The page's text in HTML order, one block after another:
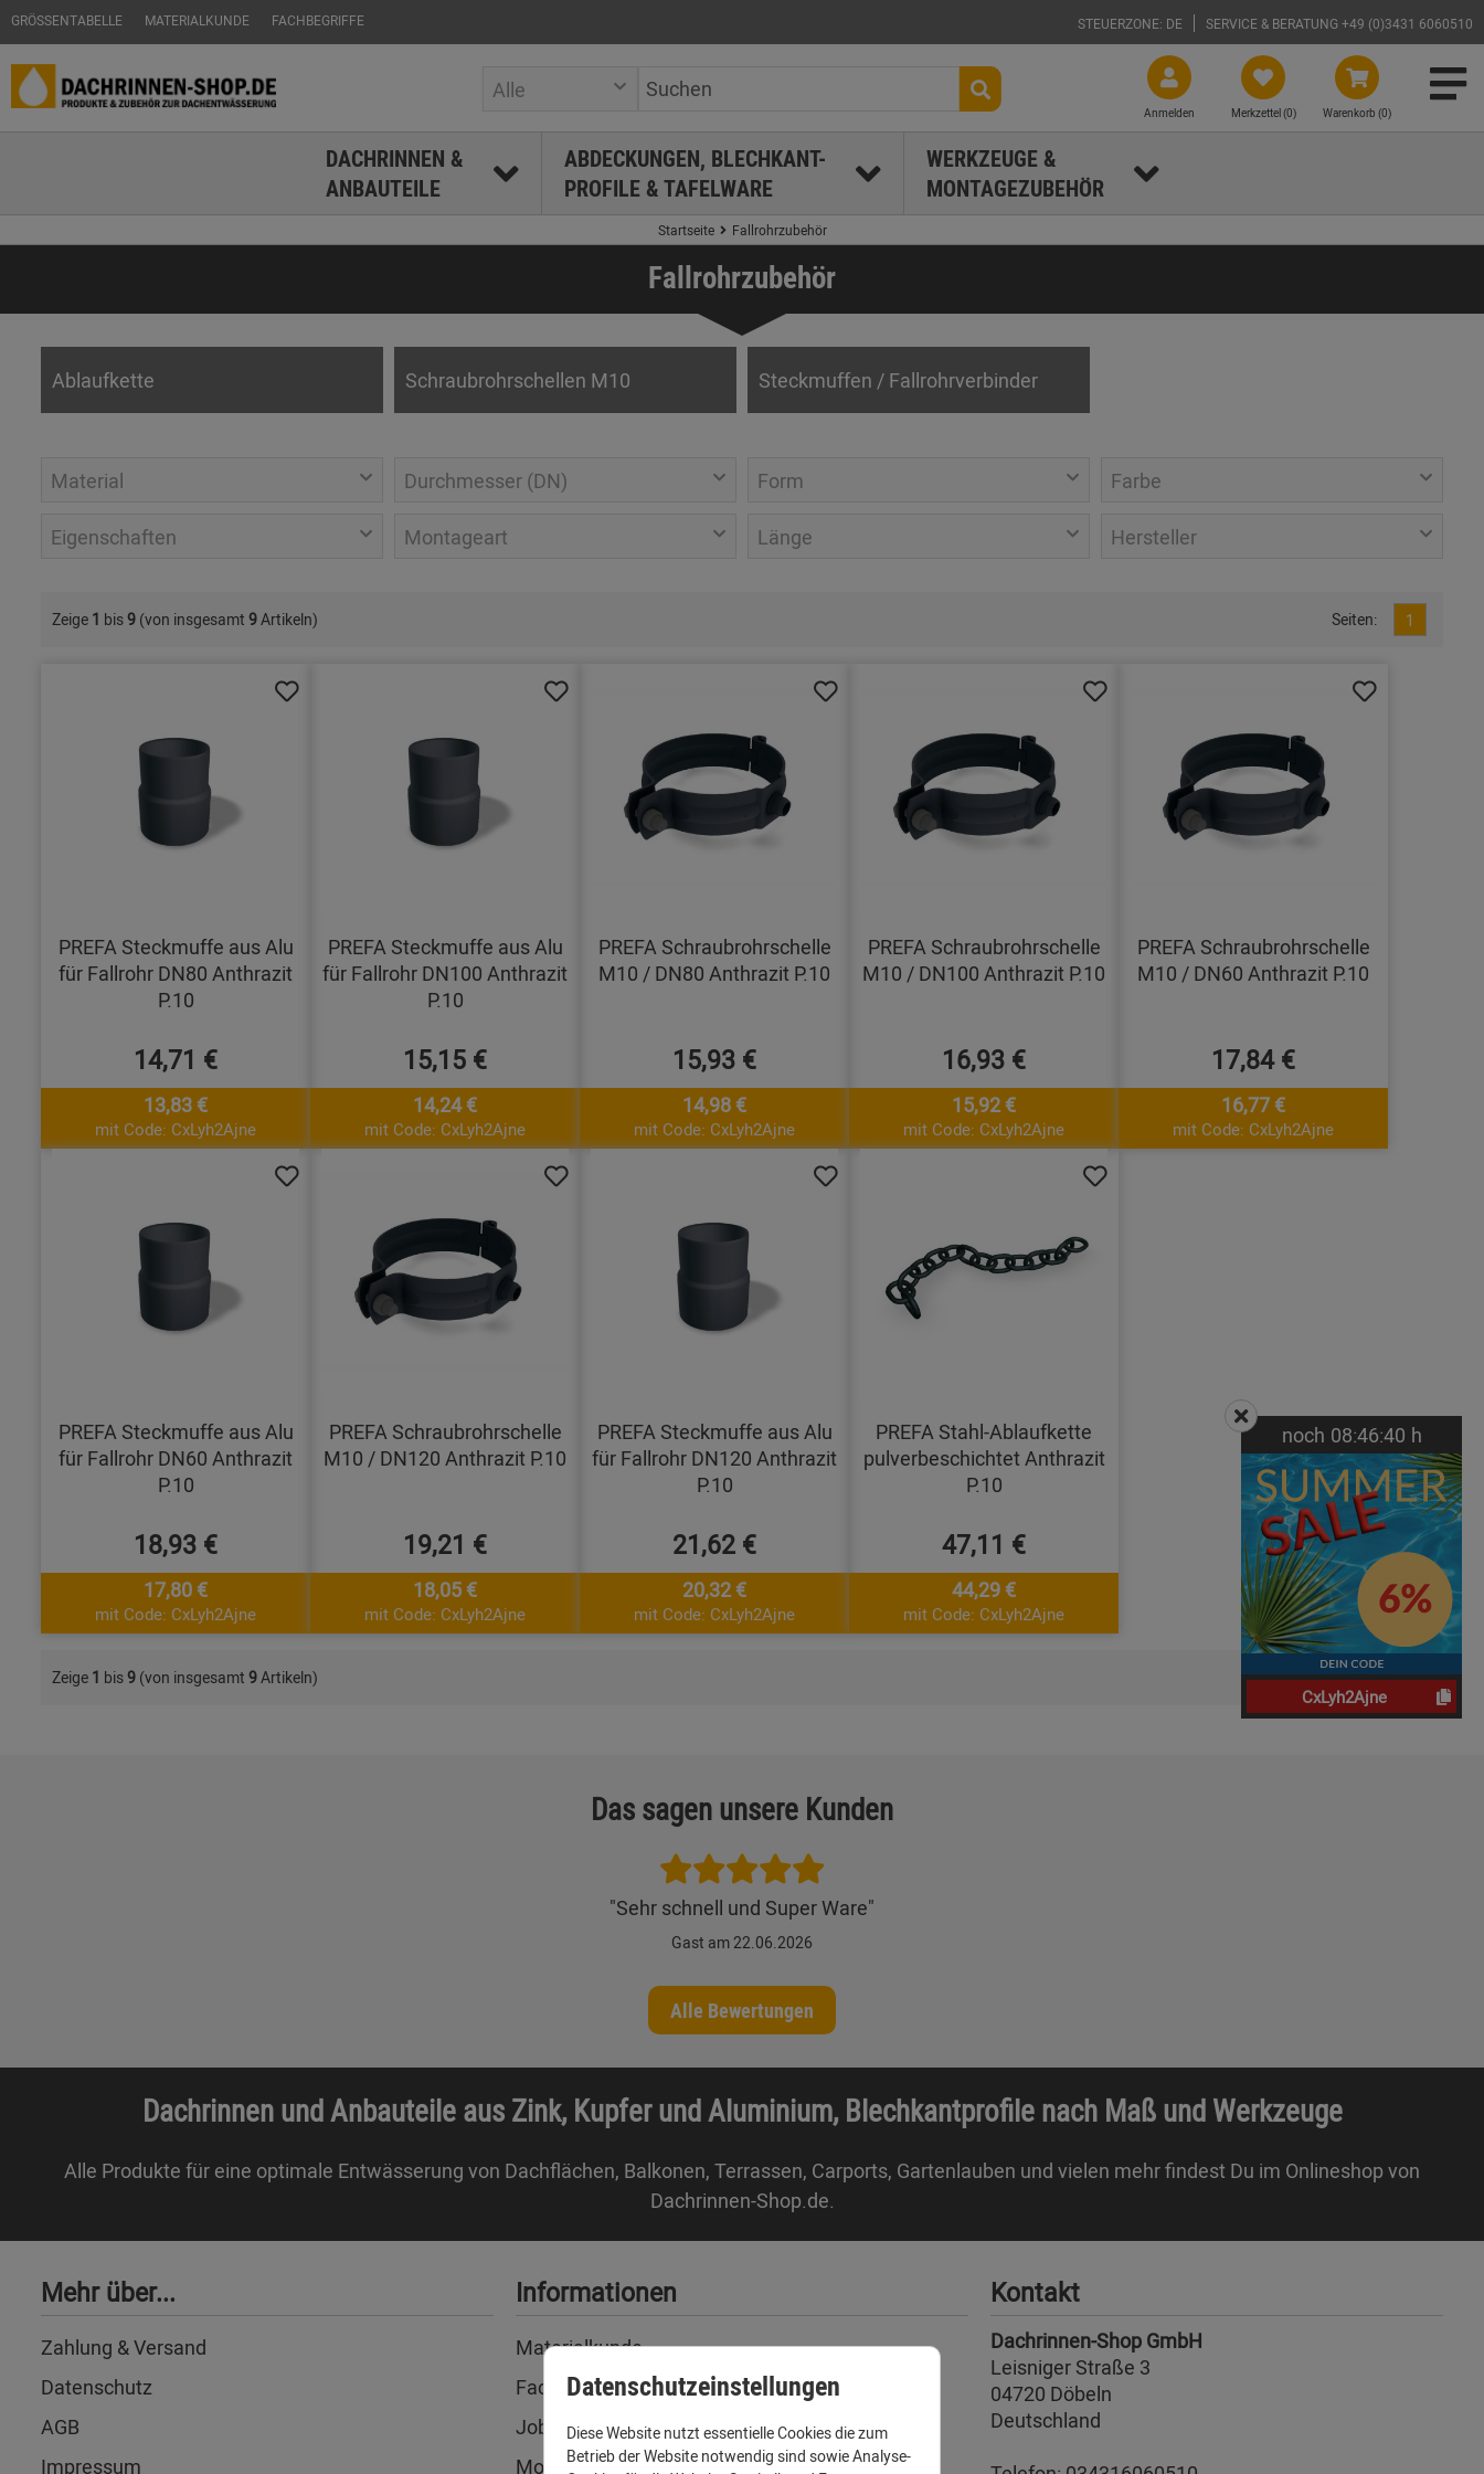
GRÖSSENTABELLE MATERIALKUNDE FACHBEGRIFFE STEUERZONE: DE SERVICE & BERATUNG +49 (0)3431 6060510
Warenkorb (0)
Merkzettel (0)
Anmelden
Alle
DACHRINNEN &
ANBAUTEILE
ABDECKUNGEN, BLECHKANT-
PROFILE & TAFELWARE
WERKZEUGE &
MONTAGEZUBEHÖR
Startseite Fallrohrzubehör
Fallrohrzubehör
Ablaufkette Schraubrohrschellen M10 Steckmuffen / Fallrohrverbinder
Material Durchmesser (DN) Form Farbe
Eigenschaften Montageart Länge Hersteller
Zeige 1 bis9 (von insgesamt 9Artikeln) Seiten: 1
PREFA Steckmuffe aus Alu
für Fallrohr DN80 Anthrazit
P.10
14,71 €
13,83 €
mit Code: CxLyh2Ajne
PREFA Steckmuffe aus Alu
für Fallrohr DN100 Anthrazit
P.10
15,15 €
14,24 €
mit Code: CxLyh2Ajne
PREFA Schraubrohrschelle
M10 / DN80 Anthrazit P.10
15,93 €
14,98 €
mit Code: CxLyh2Ajne
PREFA Schraubrohrschelle
M10 / DN100 Anthrazit P.10
16,93 €
15,92 €
mit Code: CxLyh2Ajne
PREFA Schraubrohrschelle
M10 / DN60 Anthrazit P.10
17,84 €
16,77 €
mit Code: CxLyh2Ajne
PREFA Steckmuffe aus Alu
für Fallrohr DN60 Anthrazit
P.10
18,93 €
17,80 €
mit Code: CxLyh2Ajne
PREFA Schraubrohrschelle
M10 / DN120 Anthrazit P.10
19,21 €
18,05 €
mit Code: CxLyh2Ajne
PREFA Steckmuffe aus Alu
für Fallrohr DN120 Anthrazit
P.10
21,62 €
20,32 €
mit Code: CxLyh2Ajne
PREFA Stahl-Ablaufkette
pulverbeschichtet Anthrazit
P.10
47,11 €
44,29 €
mit Code: CxLyh2Ajne
Zeige 1 bis9 (von insgesamt 9Artikeln) Seiten: 1
Das sagen unsere Kunden
"Sehr schnell und Super Ware"
Gast am 22.06.2026
Alle Bewertungen
Dachrinnen und Anbauteile aus Zink, Kupfer und Aluminium, Blechkantprofile nach Maß und Werkzeuge
Alle Produkte für eine optimale Entwässerung von Dachflächen, Balkonen, Terrassen, Carports, Gartenlauben und vielen mehr findest Du im Onlineshop von
Dachrinnen-Shop.de.
Mehr über...
Zahlung & Versand
Datenschutz
AGB
Impressum
Informationen
Materialkunde
Fachbegriffe
Jobs
Montage und Installationshilfen
Kontakt
Dachrinnen-Shop GmbH
Leisniger Straße 3
04720 Döbeln
Deutschland
noch 08:46:39 h
CxLyh2Ajne
Datenschutzeinstellungen
Diese Website nutzt essentielle Cookies die zum
Betrieb der Website notwendig sind sowie Analyse-